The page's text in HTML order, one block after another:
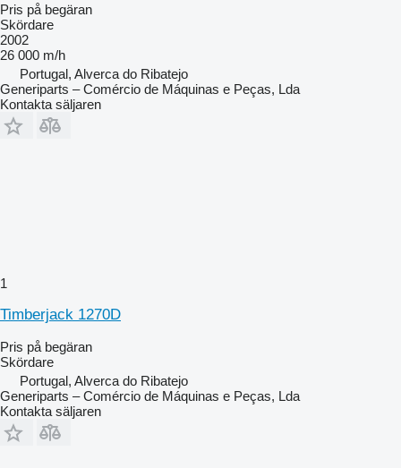
Pris på begäran
Skördare
2002
26 000 m/h
Portugal, Alverca do Ribatejo
Generiparts – Comércio de Máquinas e Peças, Lda
Kontakta säljaren
1
Timberjack 1270D
Pris på begäran
Skördare
Portugal, Alverca do Ribatejo
Generiparts – Comércio de Máquinas e Peças, Lda
Kontakta säljaren